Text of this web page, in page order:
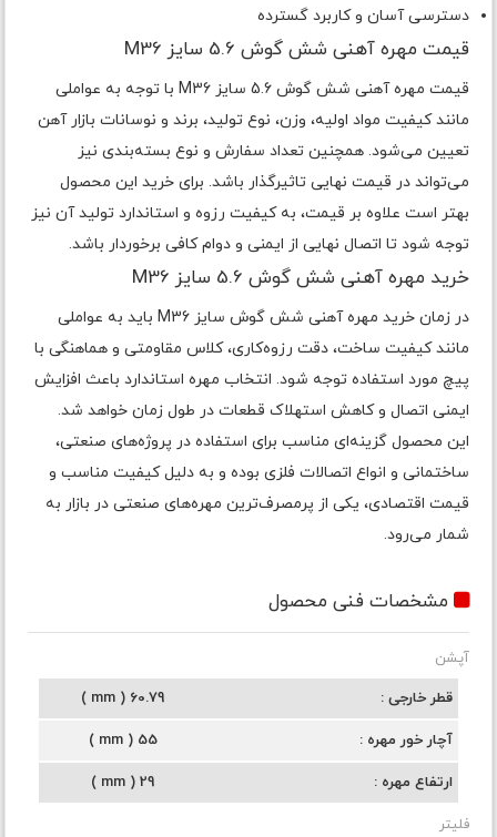
دسترسی آسان و کاربرد گسترده
قیمت مهره آهنی شش گوش 5.6 سایز M36
قیمت مهره آهنی شش گوش 5.6 سایز M36 با توجه به عواملی
مانند کیفیت مواد اولیه، وزن، نوع تولید، برند و نوسانات بازار آهن
تعیین می‌شود. همچنین تعداد سفارش و نوع بسته‌بندی نیز
می‌تواند در قیمت نهایی تاثیرگذار باشد. برای خرید این محصول
بهتر است علاوه بر قیمت، به کیفیت رزوه و استاندارد تولید آن نیز
توجه شود تا اتصال نهایی از ایمنی و دوام کافی برخوردار باشد.
خرید مهره آهنی شش گوش 5.6 سایز M36
در زمان خرید مهره آهنی شش گوش سایز M36 باید به عواملی
مانند کیفیت ساخت، دقت رزوه‌کاری، کلاس مقاومتی و هماهنگی با
پیچ مورد استفاده توجه شود. انتخاب مهره استاندارد باعث افزایش
ایمنی اتصال و کاهش استهلاک قطعات در طول زمان خواهد شد.
این محصول گزینه‌ای مناسب برای استفاده در پروژه‌های صنعتی،
ساختمانی و انواع اتصالات فلزی بوده و به دلیل کیفیت مناسب و
قیمت اقتصادی، یکی از پرمصرف‌ترین مهره‌های صنعتی در بازار به
شمار می‌رود.
مشخصات فنی محصول
آپشن
قطر خارجی
60.79 ( mm )
آچار خور مهره 55 ( mm )
ارتفاع مهره 29 ( mm )
فلیتر